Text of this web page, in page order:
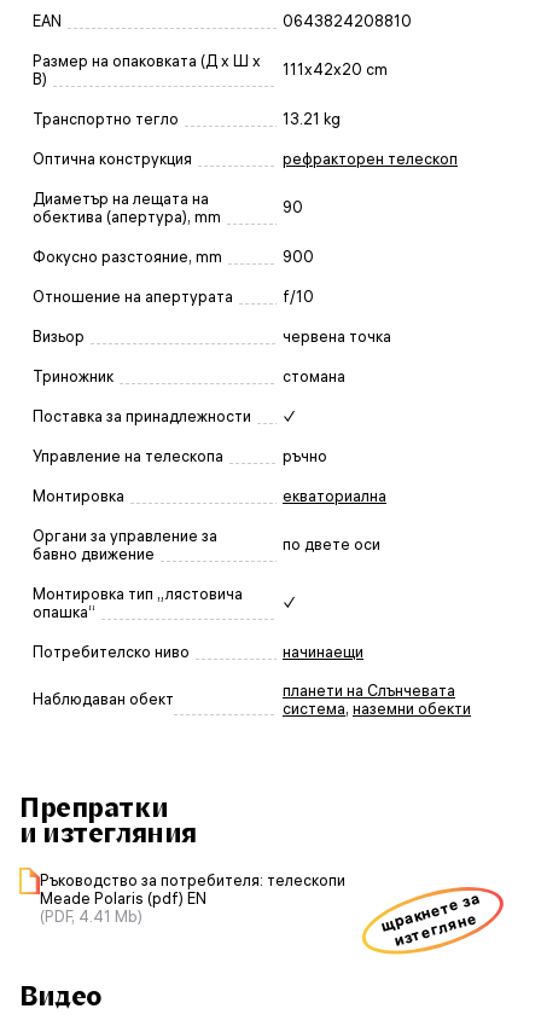
EAN 0643824208810
Размер на опаковката (Д x Ш x
В)
111x42x20 cm
Транспортно тегло 13.21 kg
Оптична конструкция рефракторен телескоп
Диаметър на лещата на
обектива (апертура), mm
90
Фокусно разстояние, mm 900
Отношение на апертурата f/10
Визьор червена точка
Триножник стомана
Поставка за принадлежности ✓
Управление на телескопа ръчно
Монтировка екваториална
Органи за управление за
бавно движение
по двете оси
Монтировка тип „лястовича
опашка“
✓
Потребителско ниво начинаещи
Наблюдаван обект
планети на Слънчевата
система, наземни обекти
Препратки
и изтегляния
Ръководство за потребителя: телескопи
Meade Polaris (pdf) EN
(PDF, 4.41 Mb)
щракнете за
изтегляне
Видео